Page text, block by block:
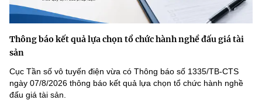
Thông báo kết quả lựa chọn tổ chức hành nghề đấu giá tài
sản
Cục Tần số vô tuyến điện vừa có Thông báo số 1335/TB-CTS
ngày 07/8/2026 thông báo kết quả lựa chọn tổ chức hành nghề
đấu giá tài sản.